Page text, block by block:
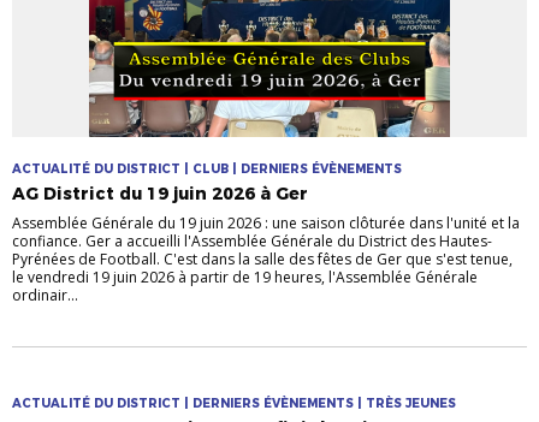
ACTUALITÉ DU DISTRICT | CLUB | DERNIERS ÉVÈNEMENTS
AG District du 19 juin 2026 à Ger
Assemblée Générale du 19 juin 2026 : une saison clôturée dans l'unité et la
confiance. Ger a accueilli l'Assemblée Générale du District des Hautes-
Pyrénées de Football. C'est dans la salle des fêtes de Ger que s'est tenue,
le vendredi 19 juin 2026 à partir de 19 heures, l'Assemblée Générale
ordinair...
ACTUALITÉ DU DISTRICT | DERNIERS ÉVÈNEMENTS | TRÈS JEUNES